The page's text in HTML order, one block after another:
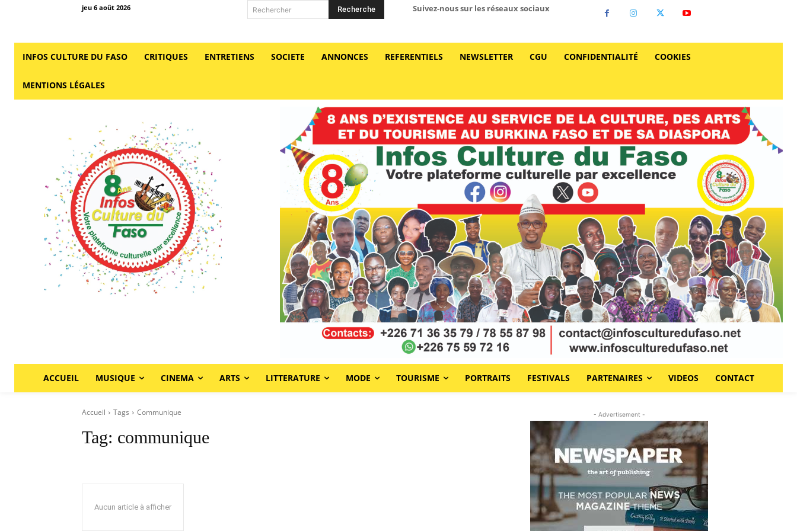
jeu 6 août 2026 Rechercher Recherche Suivez-nous sur les réseaux sociaux
INFOS CULTURE DU FASO CRITIQUES ENTRETIENS SOCIETE ANNONCES REFERENTIELS NEWSLETTER CGU CONFIDENTIALITÉ COOKIES
MENTIONS LÉGALES
ACCUEIL MUSIQUE CINEMA ARTS LITTERATURE MODE TOURISME PORTRAITS FESTIVALS PARTENAIRES VIDEOS CONTACT
Accueil Tags Communique
Tag: communique
Aucun article à afficher
- Advertisement -